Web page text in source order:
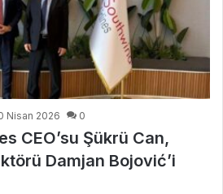
Nisan 2026 0
CEO’su Şükrü Can,
Damjan Bojović’i